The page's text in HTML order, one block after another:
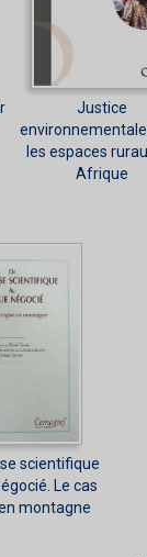
Justice
les espaces
Afrique
scientifique
Le cas
montagne